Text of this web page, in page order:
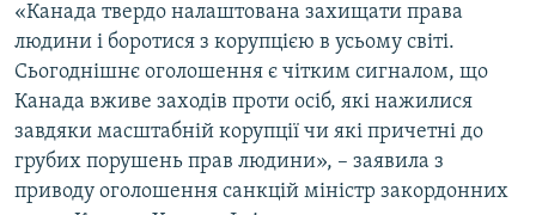
«Канада твердо налаштована захищати права
людини і боротися з корупцією в усьому світі.
Сьогоднішнє оголошення є чітким сигналом, що
Канада вживе заходів проти осіб, які нажилися
завдяки масштабній корупції чи які причетні до
грубих порушень прав людини», – заявила з
приводу оголошення санкцій міністр закордонних